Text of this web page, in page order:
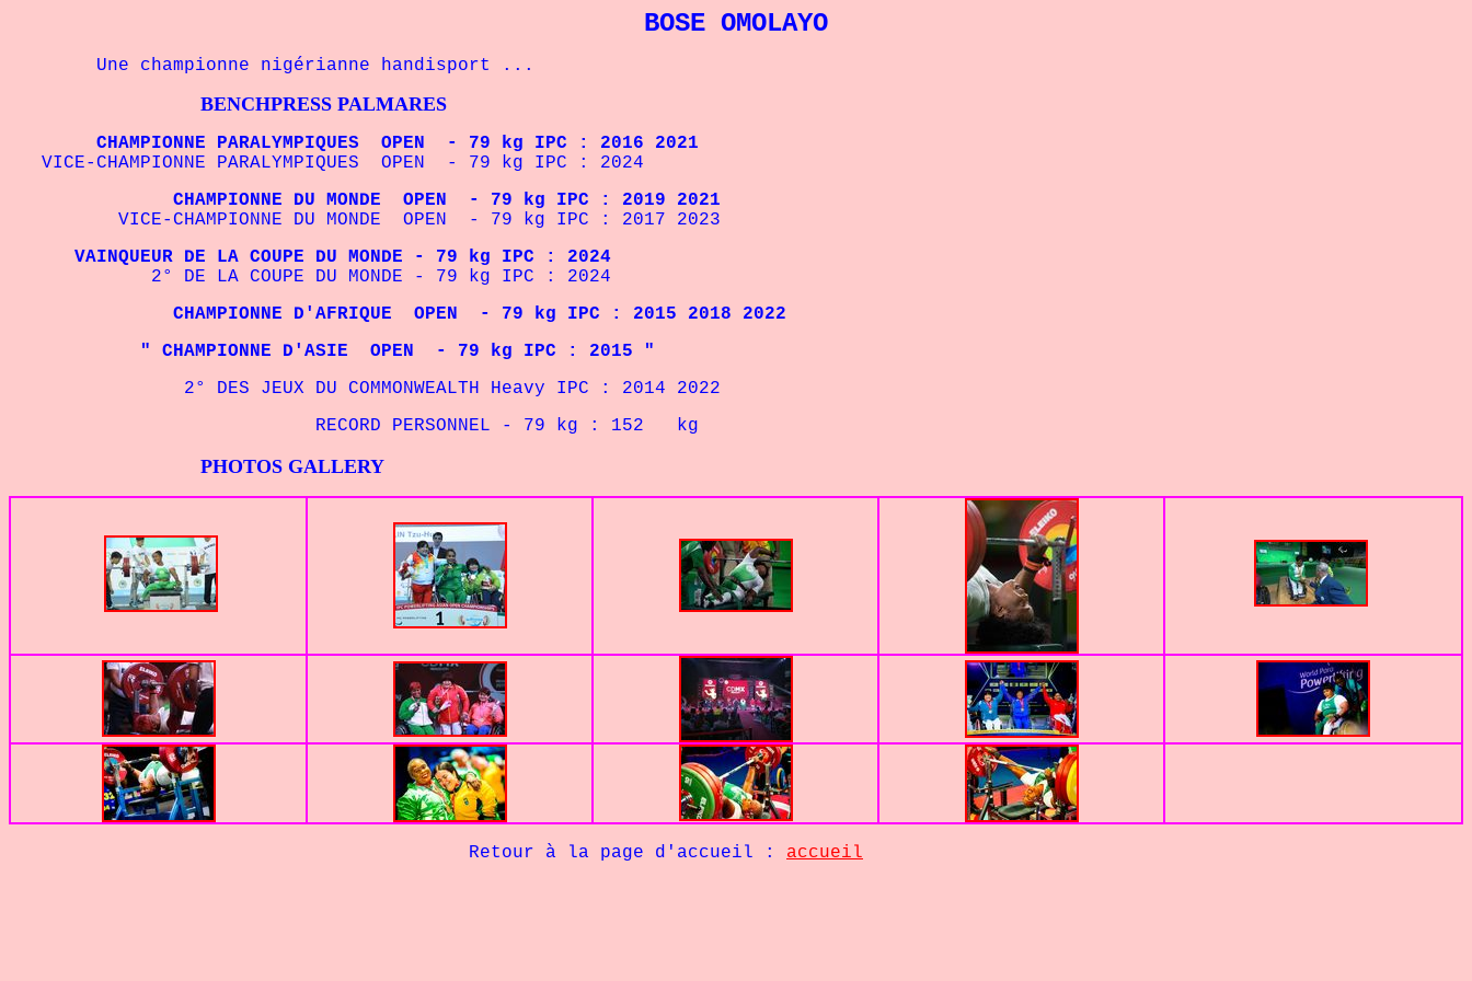
BOSE OMOLAYO
Une championne nigérianne handisport ...
BENCHPRESS PALMARES
CHAMPIONNE PARALYMPIQUES OPEN - 79 kg IPC : 2016 2021
VICE-CHAMPIONNE PARALYMPIQUES OPEN - 79 kg IPC : 2024
CHAMPIONNE DU MONDE OPEN - 79 kg IPC
: 2019 2021
VICE-CHAMPIONNE DU MONDE OPEN - 79 kg IPC
: 2017 2023
VAINQUEUR DE LA COUPE DU MONDE - 79 kg IPC : 2024
2° DE LA COUPE DU MONDE - 79 kg IPC : 2024
CHAMPIONNE D'AFRIQUE OPEN - 79 kg IPC
: 2015 2018 2022
" CHAMPIONNE D'ASIE OPEN - 79 kg IPC
: 2015 "
2° DES JEUX DU COMMONWEALTH Heavy IPC : 2014 2022
RECORD PERSONNEL - 79 kg : 152 kg
PHOTOS GALLERY
Retour à la page d'accueil : accueil